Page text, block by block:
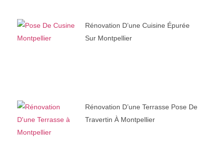
Rénovation D’une Cuisine Épurée
Sur Montpellier
Rénovation D’une Terrasse Pose De
Travertin À Montpellier